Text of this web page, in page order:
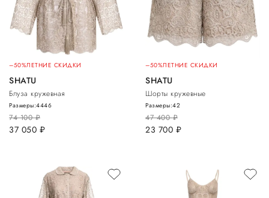
–50%ЛЕТНИЕ СКИДКИ
SHATU
Блуза кружевная
74 100руб.
37 050 руб.
Размеры:4446
–50%ЛЕТНИЕ СКИДКИ
SHATU
Шорты кружевные
47 400руб.
23 700 руб.
Размеры:42